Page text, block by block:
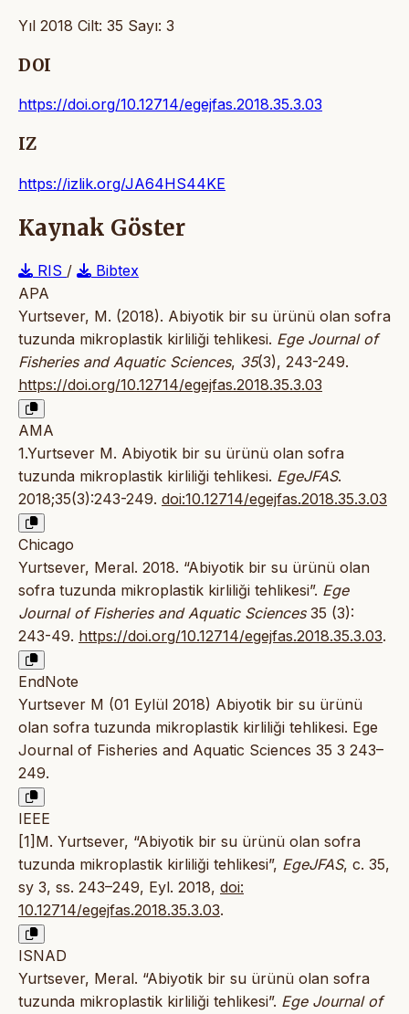
Yıl 2018 Cilt: 35 Sayı: 3
DOI
https://doi.org/10.12714/egejfas.2018.35.3.03
IZ
https://izlik.org/JA64HS44KE
Kaynak Göster
RIS /
Bibtex
APA
Yurtsever, M. (2018). Abiyotik bir su ürünü olan sofra
tuzunda mikroplastik kirliliği tehlikesi. Ege Journal of
Fisheries and Aquatic Sciences, 35(3), 243-249.
https://doi.org/10.12714/egejfas.2018.35.3.03
AMA
1.Yurtsever M. Abiyotik bir su ürünü olan sofra
tuzunda mikroplastik kirliliği tehlikesi. EgeJFAS.
2018;35(3):243-249. doi:10.12714/egejfas.2018.35.3.03
Chicago
Yurtsever, Meral. 2018. “Abiyotik bir su ürünü olan
sofra tuzunda mikroplastik kirliliği tehlikesi”. Ege
Journal of Fisheries and Aquatic Sciences35 (3):
243-49. https://doi.org/10.12714/egejfas.2018.35.3.03.
EndNote
Yurtsever M (01 Eylül 2018) Abiyotik bir su ürünü
olan sofra tuzunda mikroplastik kirliliği tehlikesi. Ege
Journal of Fisheries and Aquatic Sciences 35 3 243–
249.
IEEE
[1]M. Yurtsever, “Abiyotik bir su ürünü olan sofra
tuzunda mikroplastik kirliliği tehlikesi”, EgeJFAS, c. 35,
sy 3, ss. 243–249, Eyl. 2018, doi:
10.12714/egejfas.2018.35.3.03.
ISNAD
Yurtsever, Meral. “Abiyotik bir su ürünü olan sofra
tuzunda mikroplastik kirliliği tehlikesi”. Ege Journal of